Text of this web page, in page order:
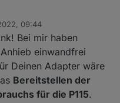
09:44
Bei mir haben
einwandfrei
Deinen Adapter wäre
Bereitstellen der
für die P115.